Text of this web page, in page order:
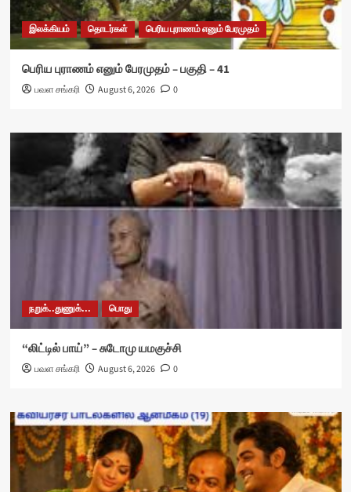
இலக்கியம் தொடர்கள் பெரிய புராணம் எனும் பேரமுதம்
பெரிய புராணம் எனும் பேரமுதம் – பகுதி – 41
பவள சங்கரி August 6, 2026 0
நறுக்..துணுக்... பொது
“லிட்டில் பாய்” – சுடோமு யமகுச்சி
பவள சங்கரி August 6, 2026 0